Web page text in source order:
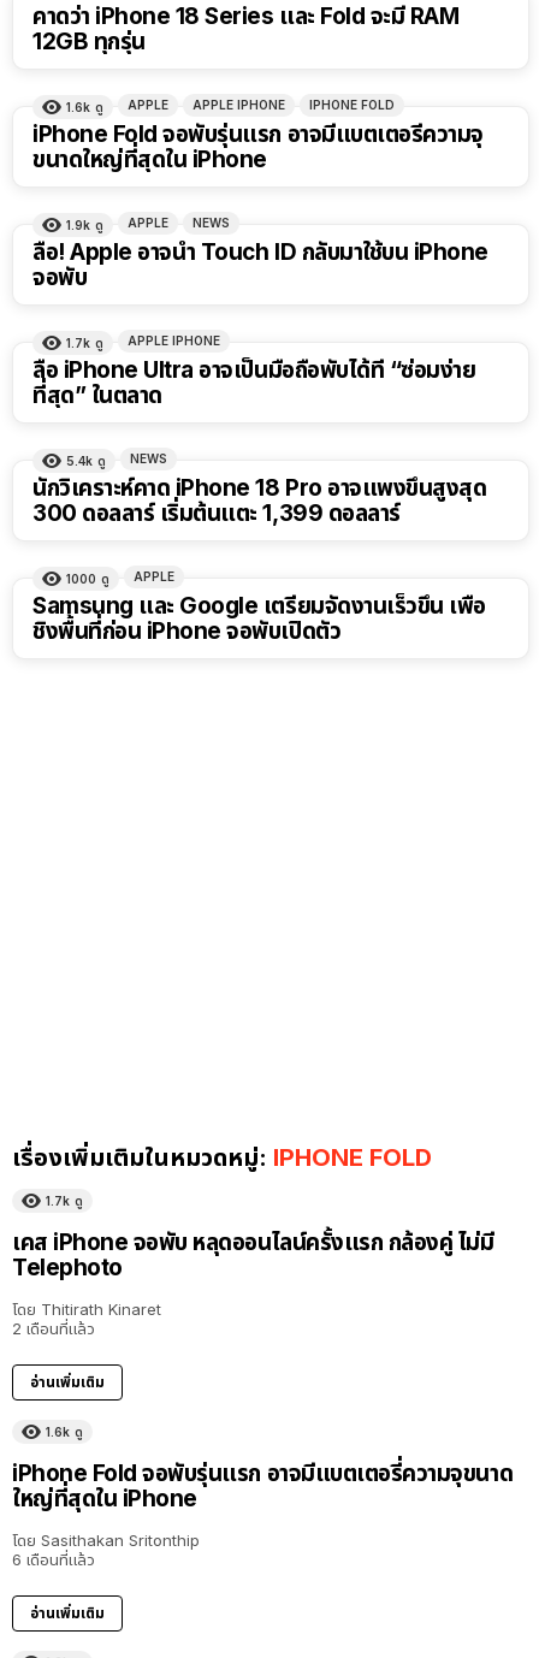
คาดว่า iPhone 18 Series และ Fold จะมี RAM
12GB ทุกรุ่น
1.6k ดู APPLE APPLE IPHONE IPHONE FOLD
iPhone Fold จอพับรุ่นแรก อาจมีแบตเตอรี่ความจุ
ขนาดใหญ่ที่สุดใน iPhone
1.9k ดู APPLE NEWS
ลือ! Apple อาจนำ Touch ID กลับมาใช้บน iPhone
จอพับ
1.7k ดู APPLE IPHONE
ลือ iPhone Ultra อาจเป็นมือถือพับได้ที่ “ซ่อมง่าย
ที่สุด” ในตลาด
5.4k ดู NEWS
นักวิเคราะห์คาด iPhone 18 Pro อาจแพงขึ้นสูงสุด
300 ดอลลาร์ เริ่มต้นแตะ 1,399 ดอลลาร์
1000 ดู APPLE
Samsung และ Google เตรียมจัดงานเร็วขึ้น เพื่อ
ชิงพื้นที่ก่อน iPhone จอพับเปิดตัว
เรื่องเพิ่มเติมในหมวดหมู่: IPHONE FOLD
1.7k ดู
เคส iPhone จอพับ หลุดออนไลน์ครั้งแรก กล้องคู่ ไม่มี
Telephoto
โดย Thitirath Kinaret
2 เดือนที่แล้ว
อ่านเพิ่มเติม
1.6k ดู
iPhone Fold จอพับรุ่นแรก อาจมีแบตเตอรี่ความจุขนาด
ใหญ่ที่สุดใน iPhone
โดย Sasithakan Sritonthip
6 เดือนที่แล้ว
อ่านเพิ่มเติม